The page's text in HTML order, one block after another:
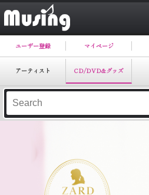
ユーザー登録 マイページ
アーティスト CD/DVD&グッズ